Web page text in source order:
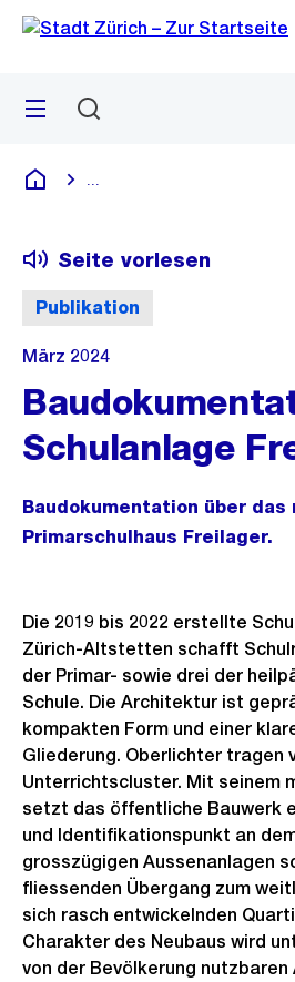
Navigation
Sprunglink
Menü
Deutsch
Publikation
Seite vorlesen
März 2024
Schulanlage
Baudokumentation über das
Primarschulhaus Freilager.
Die 2019 bis 2022 erstellte
Zürich-Altstetten schafft
der Primar- sowie drei der
Schule. Die Architektur ist
kompakten Form und einer
Gliederung. Oberlichter tragen
Unterrichtscluster. Mit seinem
setzt das öffentliche Bauwerk
und Identifikationspunkt an
grosszügigen Aussenanlagen
fliessenden Übergang zum
sich rasch entwickelnden
Charakter des Neubaus wird
von der Bevölkerung nutzbaren